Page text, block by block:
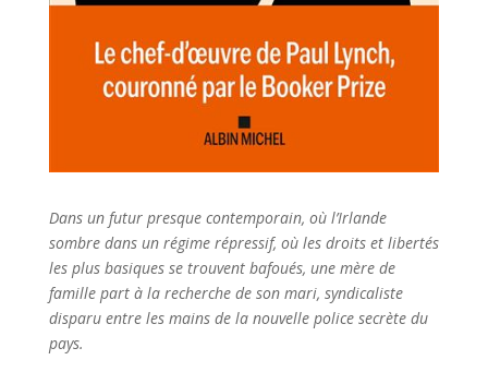
Dans un futur presque contemporain, où l’Irlande
sombre dans un régime répressif, où les droits et libertés
les plus basiques se trouvent bafoués, une mère de
famille part à la recherche de son mari, syndicaliste
disparu entre les mains de la nouvelle police secrète du
pays.